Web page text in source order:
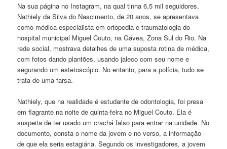
Na sua página no Instagram, na qual tinha 6,5 mil seguidores,
Nathiely da Silva do Nascimento, de 20 anos, se apresentava
como médica especialista em ortopedia e traumatologia do
hospital municipal Miguel Couto, na Gávea, Zona Sul do Rio. Na
rede social, mostrava detalhes de uma suposta rotina de médica,
com fotos dando plantões, usando jaleco com seu nome e
segurando um estetoscópio. No entanto, para a polícia, tudo se
trata de uma farsa.
Nathiely, que na realidade é estudante de odontologia, foi presa
em flagrante na noite de quinta-feira no Miguel Couto. Ela é
suspeita de ter usado um crachá falso para entrar na unidade. No
documento, consta o nome da jovem e no verso, a informação
de que ela seria estagiária. Segundo os investigadores, a jovem